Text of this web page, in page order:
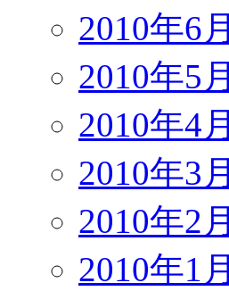
2010年6
2010年5
2010年4
2010年3
2010年2
2010年1